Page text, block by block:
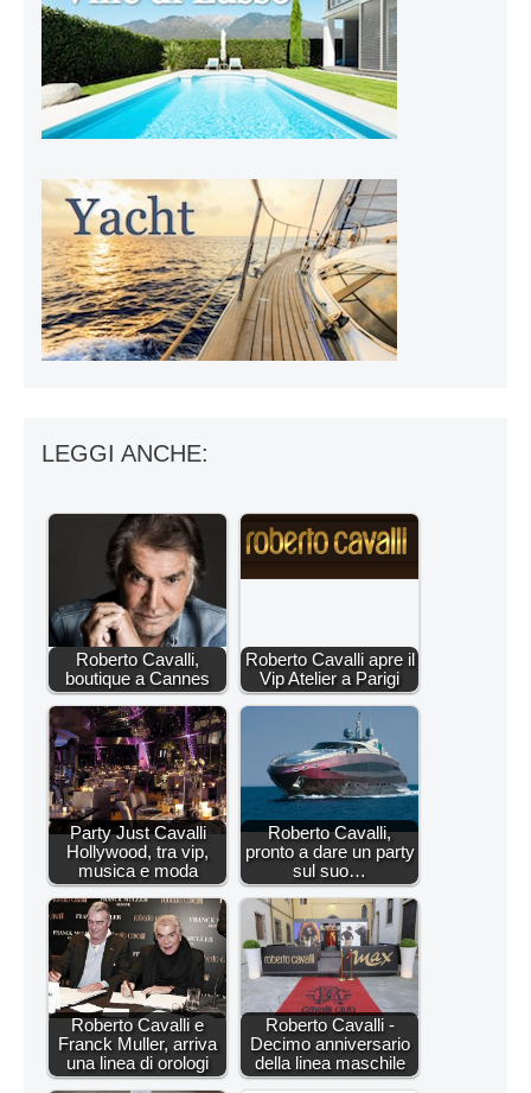
LEGGI ANCHE:
Roberto Cavalli,
boutique a Cannes
Roberto Cavalli apre il
Vip Atelier a Parigi
Party Just Cavalli
Hollywood, tra vip,
musica e moda
Roberto Cavalli,
pronto a dare un party
sul suo…
Roberto Cavalli e
Franck Muller, arriva
una linea di orologi
Roberto Cavalli -
Decimo anniversario
della linea maschile